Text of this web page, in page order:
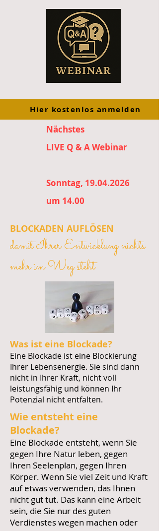
Hier kostenlos anmelden
Nächstes
LIVE Q & A Webinar
Sonntag, 19.04.2026
um 14.00
BLOCKADEN AUFLÖSEN
damit Ihrer Entwicklung nichts
mehr im Weg steht
Was ist eine Blockade?
Eine Blockade ist eine Blockierung
Ihrer Lebensenergie. Sie sind dann
nicht in Ihrer Kraft, nicht voll
leistungsfähig und können Ihr
Potenzial nicht entfalten.
Wie entsteht eine
Blockade?
Eine Blockade entsteht, wenn Sie
gegen Ihre Natur leben, gegen
Ihren Seelenplan, gegen Ihren
Körper. Wenn Sie viel Zeit und Kraft
auf etwas verwenden, das Ihnen
nicht gut tut. Das kann eine Arbeit
sein, die Sie nur des guten
Verdienstes wegen machen oder